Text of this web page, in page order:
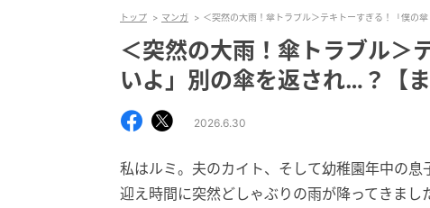
トップ マンガ ＜突然の大雨！傘トラブル＞テキトーすぎる！「僕の
＜突然の大雨！傘トラブル＞
いよ」別の傘を返され…？【ま
2026.6.30
私はルミ。夫のカイト、そして幼稚園年中の
迎え時間に突然どしゃぶりの雨が降ってきま